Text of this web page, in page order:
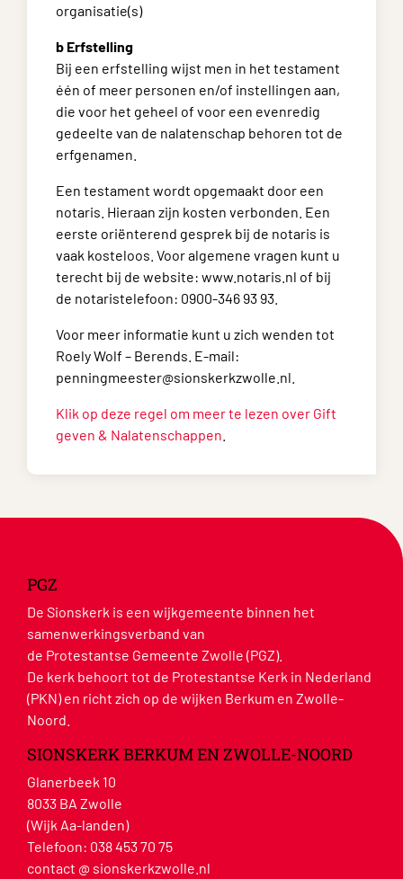
organisatie(s)
b Erfstelling
Bij een erfstelling wijst men in het testament
één of meer personen en/of instellingen aan,
die voor het geheel of voor een evenredig
gedeelte van de nalatenschap behoren tot de
erfgenamen.
Een testament wordt opgemaakt door een
notaris. Hieraan zijn kosten verbonden. Een
eerste oriënterend gesprek bij de notaris is
vaak kosteloos. Voor algemene vragen kunt u
terecht bij de website: www.notaris.nl of bij
de notaristelefoon: 0900-346 93 93.
Voor meer informatie kunt u zich wenden tot
Roely Wolf – Berends. E-mail:
penningmeester@sionskerkzwolle.nl.
Klik op deze regel om meer te lezen over Gift
geven & Nalatenschappen
PGZ
De Sionskerk is een wijkgemeente binnen het
samenwerkingsverband van
de Protestantse Gemeente Zwolle (PGZ).
De kerk behoort tot de Protestantse Kerk in Nederland
(PKN) en richt zich op de wijken Berkum en Zwolle-
Noord.
SIONSKERK BERKUM EN ZWOLLE-NOORD
Glanerbeek 10
8033 BA Zwolle
(Wijk Aa-landen)
Telefoon: 038 453 70 75
contact @ sionskerkzwolle.nl